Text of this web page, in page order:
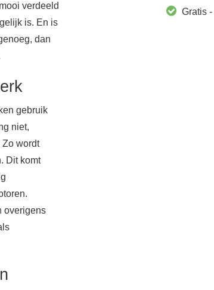
verdeeld
is. En is
dan
gebruik
niet,
wordt
Dit komt
overigens
Gratis